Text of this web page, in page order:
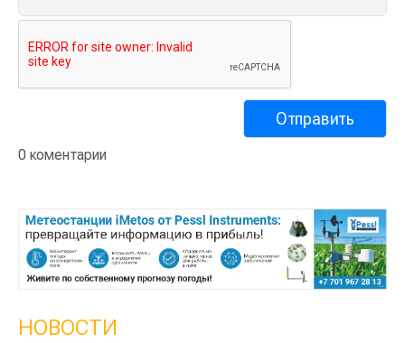
0 коментарии
НОВОСТИ